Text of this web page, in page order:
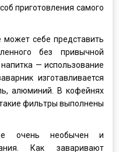
приготовления самого
себе представить
без привычной
— использование
изготавливается
алюминий. В кофейнях
фильтры выполнены
очень необычен и
Как заваривают